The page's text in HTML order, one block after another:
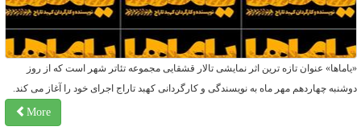
عنوان تازه ترین اثر نمایشی تالار قشقایی مجموعه تئاتر شهر است که از روز
چهاردهم مهر ماه به نویسندگی و کارگردانی کهبد تاراج اجرای خود را آغاز می کند.
More